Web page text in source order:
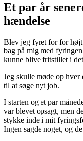
Et par år
hændelse
Blev jeg fyret for for
bag på mig med
kunne blive fritstillet i
Jeg skulle møde op
til at søge nyt job.
I starten og et par
var blevet opsagt, men
stykke inde i mit
Ingen sagde noget, og